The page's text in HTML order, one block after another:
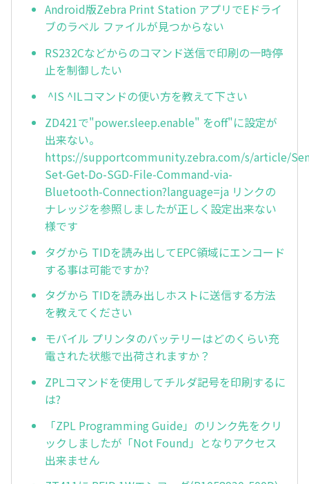
Android版Zebra Print Station アプリでEドライ
ブのラベル ファイルが見つからない
RS232Cなどからのコマンド送信で印刷の一時停
止を制御したい
^IS ^ILコマンドの使い方を教えて下さい
ZD421で"power.sleep.enable" をoff"に設定が
出来ない。
https://supportcommunity.zebra.com/s/article/
Set-Get-Do-SGD-File-Command-via-
Bluetooth-Connection?language=ja リンクの
ナレッジを参照しましたが正しく設定出来ない
様です
タグから TIDを読み出してEPC領域にエンコード
する事は可能ですか?
タグから TIDを読み出しホストに送信する方法
を教えてください
モバイル プリンタのバッテリーはどのくらい充
電された状態で出荷されますか？
ZPLコマンドを使用してチルダ記号を印刷するに
は?
「ZPL Programming Guide」のリンク先をクリ
ックしましたが「Not Found」となりアクセス
出来ません